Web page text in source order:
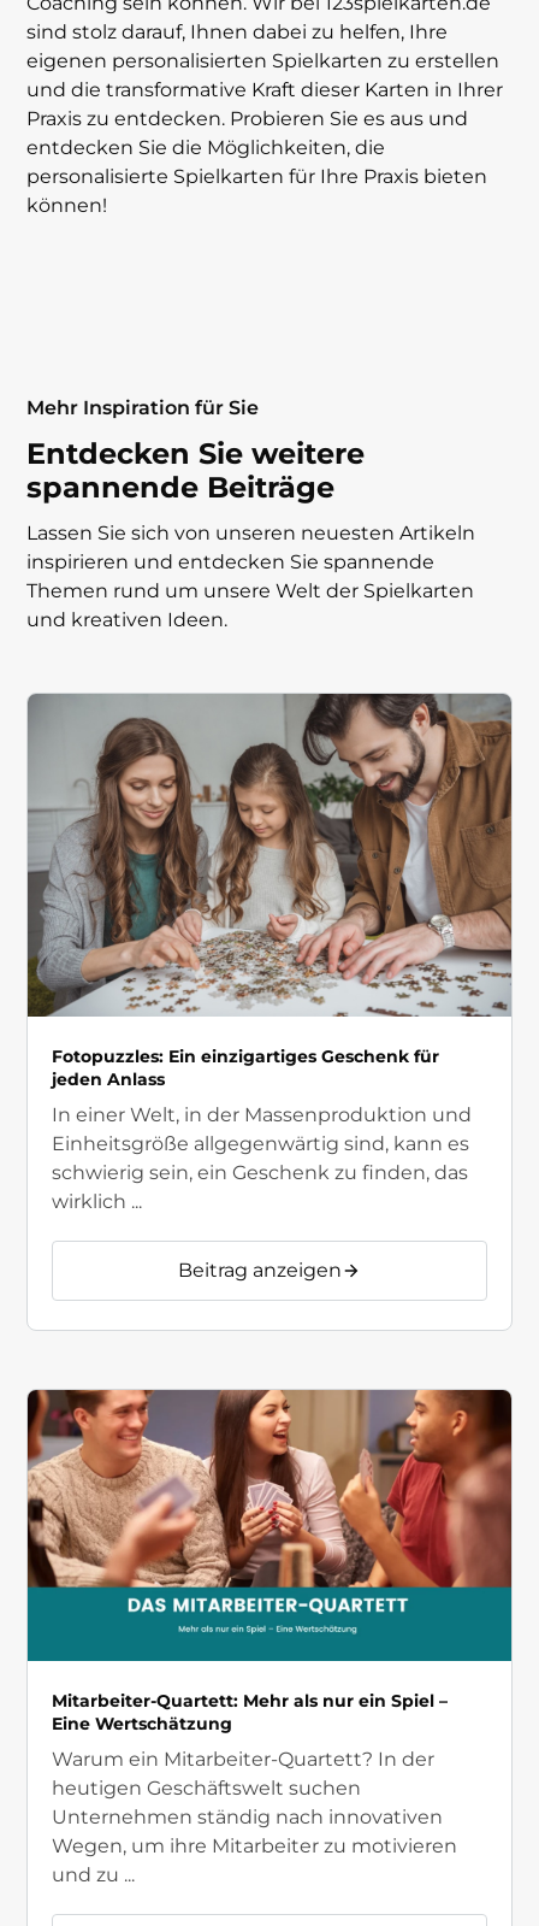
sind stolz darauf, Ihnen dabei zu helfen, Ihre
eigenen personalisierten Spielkarten zu erstellen
und die transformative Kraft dieser Karten in Ihrer
Praxis zu entdecken. Probieren Sie es aus und
entdecken Sie die Möglichkeiten, die
personalisierte Spielkarten für Ihre Praxis bieten
können!
Mehr Inspiration für Sie
Entdecken Sie weitere
spannende Beiträge
Lassen Sie sich von unseren neuesten Artikeln
inspirieren und entdecken Sie spannende
Themen rund um unsere Welt der Spielkarten
und kreativen Ideen.
Fotopuzzles: Ein einzigartiges Geschenk für
jeden Anlass
In einer Welt, in der Massenproduktion und
Einheitsgröße allgegenwärtig sind, kann es
schwierig sein, ein Geschenk zu finden, das
wirklich ...
Beitrag anzeigen
Mitarbeiter-Quartett: Mehr als nur ein Spiel –
Eine Wertschätzung
Warum ein Mitarbeiter-Quartett? In der
heutigen Geschäftswelt suchen
Unternehmen ständig nach innovativen
Wegen, um ihre Mitarbeiter zu motivieren
und zu ...